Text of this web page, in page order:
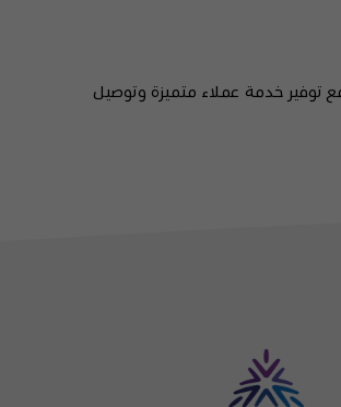
مع توفير خدمة عملاء متميزة وتوصيل